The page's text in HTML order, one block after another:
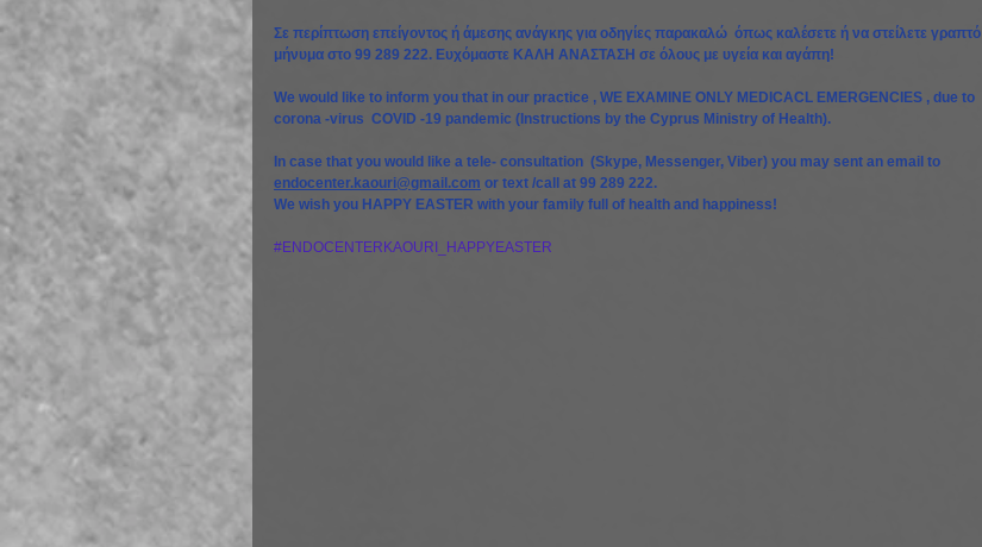
Σε περίπτωση επείγοντoς ή άμεσης ανάγκης για οδηγίες παρακαλώ  όπως καλέσετε ή να στείλετε γραπτό
μήνυμα στο 99 289 222. Ευχόμαστε ΚΑΛΗ ΑΝΑΣΤΑΣΗ σε όλους με υγεία και αγάπη!
We would like to inform you that in our practice , WE EXAMINE ONLY MEDICACL EMERGENCIES , due to
corona -virus  COVID -19 pandemic (Instructions by the Cyprus Ministry of Health).
In case that you would like a tele- consultation  (Skype, Messenger, Viber) you may sent an email to
endocenter.kaouri@gmail.com or text /call at 99 289 222.
We wish you HAPPY EASTER with your family full of health and happiness!
#ENDOCENTERKAOURI_HAPPYEASTER